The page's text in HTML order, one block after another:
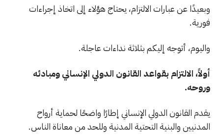
وبعيدًا عن عبارات الالتزام، يحتاج هؤلاء إلى اتخاذ إجراءات
فورية.
واليوم، أتوجه إليكم بثلاثة نداءات عاجلة.
أولاً، الالتزام بقواعد القانون الدولي الإنساني ومبادئه
وروحه.
يقدم القانون الدولي الإنساني إطارًا واضحًا لحماية أرواح
المدنيين والبنية التحتية المدنية وللحد من معاناة الناس.